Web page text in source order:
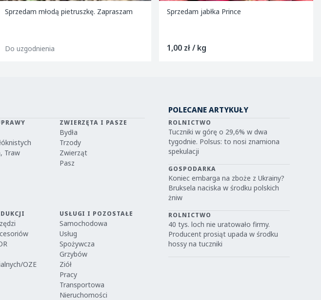
Sprzedam młodą pietruszkę. Zapraszam
Do uzgodnienia
Sprzedam jabłka Prince
1,00 zł / kg
Traw
ZWIERZĘTA I PASZE
Bydła
Trzody
Zwierząt
Pasz
OZE
USŁUGI I POZOSTAŁE
Samochodowa
Usług
Spożywcza
Grzybów
Ziół
Pracy
Transportowa
Nieruchomości
POLECANE ARTYKUŁY
ROLNICTWO
Tuczniki w górę o 29,6% w dwa
tygodnie. Polsus: to nosi znamiona
spekulacji
GOSPODARKA
Koniec embarga na zboże z Ukrainy?
Bruksela naciska w środku polskich
żniw
ROLNICTWO
40 tys. loch nie uratowało firmy.
Producent prosiąt upada w środku
hossy na tuczniki